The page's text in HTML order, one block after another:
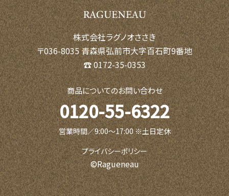
株式会社ラグノオささき
〒036-8035 青森県弘前市大字百石町9番地
☎ 0172-35-0353
商品についてのお問い合わせ
0120-55-6322
営業時間／9:00〜17:00 ※土日定休
プライバシーポリシー
©Ragueneau